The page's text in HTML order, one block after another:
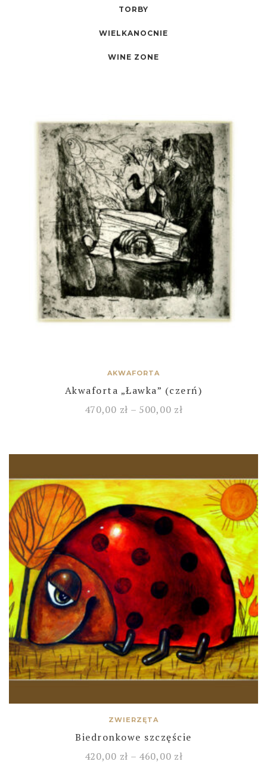
TORBY
WIELKANOCNIE
WINE ZONE
AKWAFORTA
Akwaforta „Ławka” (czerń)
470,00 zł – 500,00 zł
ZWIERZĘTA
Biedronkowe szczęście
420,00 zł – 460,00 zł